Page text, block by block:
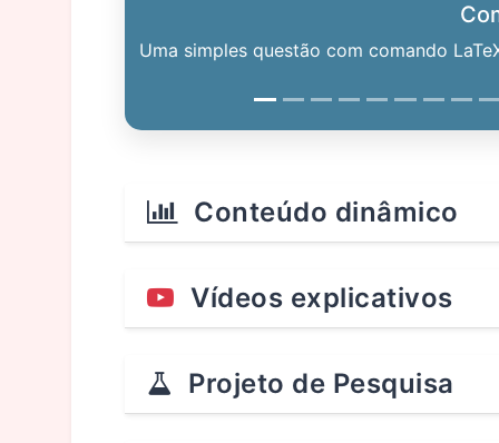
Uma simples questão com comando
Conteúdo dinâmico
Vídeos explicativos
Projeto de Pesquisa